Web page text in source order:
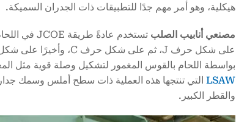
هيكلية، وهو أمر مهم جدًا للتطبيقات ذات الجدران السميكة.
مصنعي أنابيب الصلب
بواسطة اللحام بالقوس المغمور لتشكيل وصلة قوية مثل
LSAWالتي تنتجها هذه العملية ذات سطح أملس وسمك جدار
والقطر الكبير.